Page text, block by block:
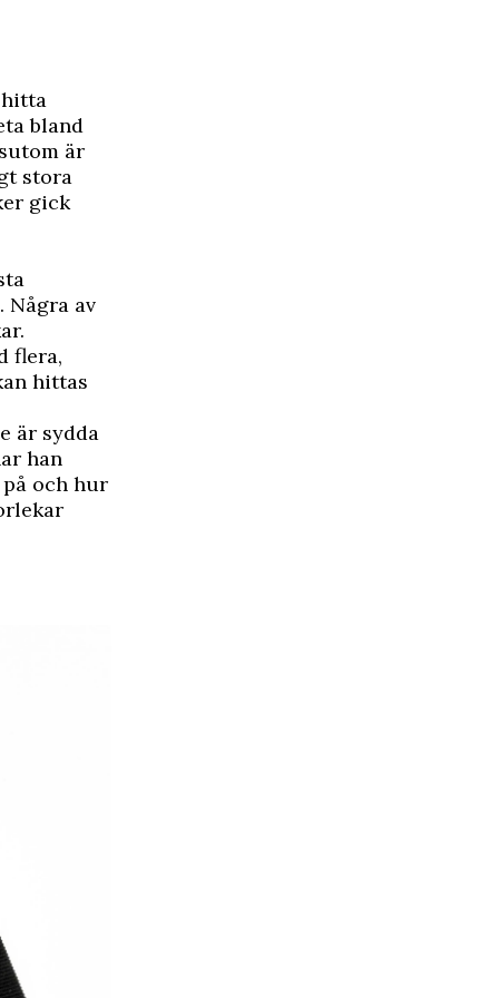
hitta
bland
är
stora
gick
Några av
flera,
hittas
är sydda
han
och hur